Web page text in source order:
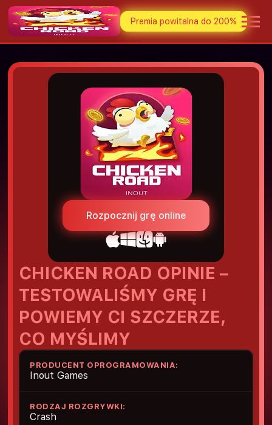
Premia powitalna do 200%
Rozpocznij grę online
CHICKEN ROAD OPINIE –
TESTOWALIŚMY GRĘ I
POWIEMY CI SZCZERZE,
CO MYŚLIMY
PRODUCENT OPROGRAMOWANIA:
Inout Games
RODZAJ ROZGRYWKI:
Crash